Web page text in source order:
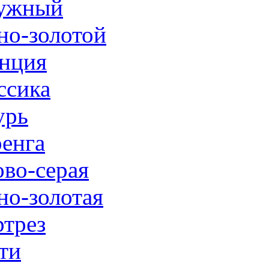
золотой
серая
золотая